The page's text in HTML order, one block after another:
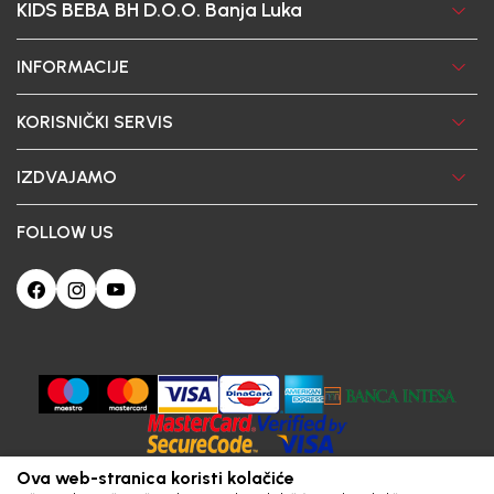
KIDS BEBA BH D.O.O. Banja Luka
INFORMACIJE
KORISNIČKI SERVIS
IZDVAJAMO
FOLLOW US
Ova web-stranica koristi kolačiće
Poštovani korisniče, naš sajt koristi cookies (kolačiće) u cilju poboljšanja
korisničkog iskustva. Ukoliko nastavite da pregledate i koristite našu Internet
prodavnicu slažete se sa upotrebom kolačića.
Obavezni Statistics Marketing Trajni